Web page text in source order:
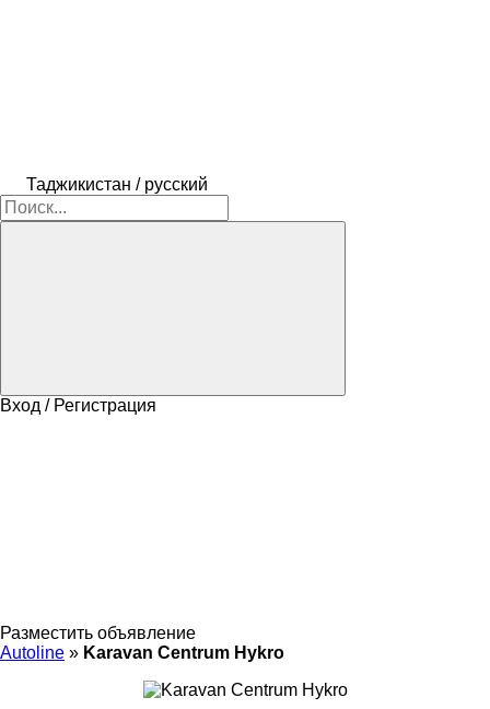
Таджикистан / русский
Вход / Регистрация
Разместить объявление
Autoline » Karavan Centrum Hykro